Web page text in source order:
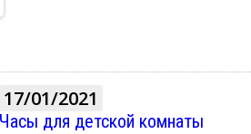
17/01/2021
Часы для детской комнаты